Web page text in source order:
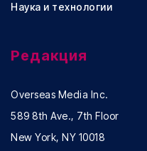
Наука и технологии
Редакция
Overseas Media Inc.
589 8th Ave., 7th Floor
New York, NY 10018